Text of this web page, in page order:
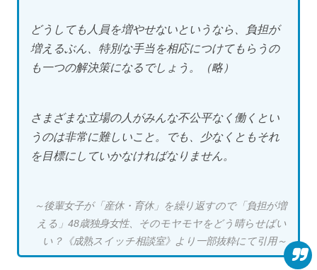
どうしても人員を増やせないというなら、負担が
増えるぶん、特別な手当を相応につけてもらうの
も一つの解決策になるでしょう。（略）
さまざまな立場の人がみんな不公平なく働くとい
うのは非常に難しいこと。でも、少なくともそれ
を目標にしていかなければなりません。
～後輩女子が「産休・育休」を繰り返すので「負担が増
える」48歳独身女性、そのモヤモヤをどう晴らせばい
い？《成熟スイッチ相談室》より一部抜粋にて引用～